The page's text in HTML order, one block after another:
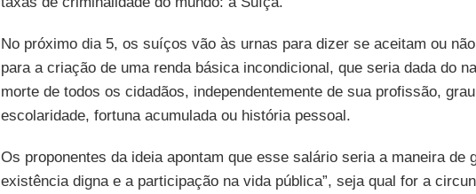
No próximo dia 5, os suíços vão às urnas para dizer se aceitam ou
para a criação de uma renda básica incondicional, que seria dada do
morte de todos os cidadãos, independentemente de sua profissão,
escolaridade, fortuna acumulada ou história pessoal.
Os proponentes da ideia apontam que esse salário seria a maneira de
existência digna e a participação na vida pública”, seja qual for a